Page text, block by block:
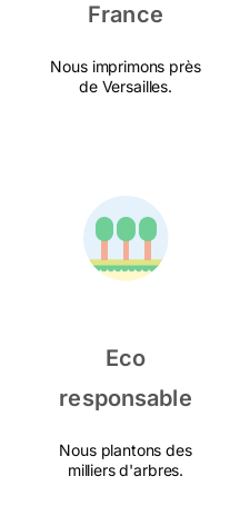
France
Nous imprimons près
de Versailles.
Eco
responsable
Nous plantons des
milliers d'arbres.